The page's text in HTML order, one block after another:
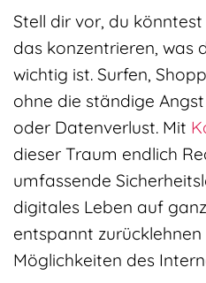
Stell dir vor, du
das konzentrieren, was
wichtig ist. Surfen,
ohne die ständige
oder Datenverlust. Mit
dieser Traum endlich
umfassende
digitales Leben auf
entspannt
Möglichkeiten des